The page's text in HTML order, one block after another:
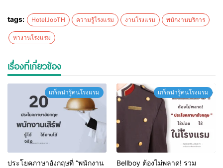
tags: HotelJobTH ความรู้โรงแรม งานโรงแรม พนักงานบริการ
หางานโรงแรม
เรื่องที่เกี่ยวข้อง
เกร็ดน่ารู้คนโรงแรม
ประโยคภาษาอังกฤษที่ “พนักงาน
เกร็ดน่ารู้คนโรงแรม
Bellboy ต้องไม่พลาด! รวม